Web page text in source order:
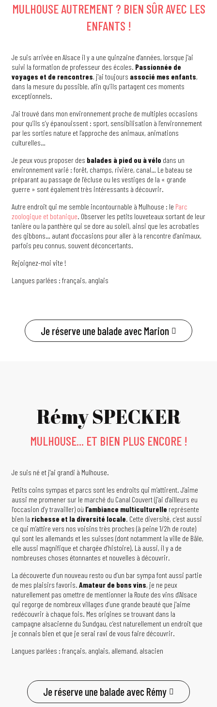
MULHOUSE AUTREMENT ? BIEN SÛR AVEC LES
ENFANTS !
Je suis arrivée en Alsace il y a une quinzaine d’années, lorsque j’ai
suivi la formation de professeur des écoles. Passionnée de
voyages et de rencontres, j’ai toujours associé mes enfants,
dans la mesure du possible, afin qu’ils partagent ces moments
exceptionnels.
J’ai trouvé dans mon environnement proche de multiples occasions
pour qu’ils s’y épanouissent : sport, sensibilisation à l’environnement
par les sorties nature et l’approche des animaux, animations
culturelles…
Je peux vous proposer des balades à pied ou à vélo dans un
environnement varié : forêt, champs, rivière, canal… Le bateau se
préparant au passage de l’écluse ou les vestiges de la « grande
guerre » sont également très intéressants à découvrir.
Autre endroit qui me semble incontournable à Mulhouse : le Parc
zoologique et botanique. Observer les petits louveteaux sortant de leur
tanière ou la panthère qui se dore au soleil, ainsi que les acrobaties
des gibbons… autant d’occasions pour aller à la rencontre d’animaux,
parfois peu connus, souvent déconcertants.
Rejoignez-moi vite !
Langues parlées : français, anglais
Je réserve une balade avec Marion
Rémy SPECKER
MULHOUSE... ET BIEN PLUS ENCORE !
Je suis né et j’ai grandi à Mulhouse.
Petits coins sympas et parcs sont les endroits qui m’attirent. J’aime
aussi me promener sur le marché du Canal Couvert (j’ai d’ailleurs eu
l’occasion d’y travailler) où l’ambiance multiculturelle représente
bien la richesse et la diversité locale. Cette diversité, c’est aussi
ce qui m’attire vers nos voisins très proches (à peine 1/2h de route)
qui sont les allemands et les suisses (dont notamment la ville de Bâle,
elle aussi magnifique et chargée d’histoire). Là aussi, il y a de
nombreuses choses étonnantes et nouvelles à découvrir.
La découverte d’un nouveau resto ou d’un bar sympa font aussi partie
de mes plaisirs favoris. Amateur de bons vins, je ne peux
naturellement pas omettre de mentionner la Route des vins d’Alsace
qui regorge de nombreux villages d’une grande beauté que j’aime
redécouvrir à chaque fois. Mes origines se trouvant dans la
campagne alsacienne du Sundgau, c’est naturellement un endroit que
je connais bien et que je serai ravi de vous faire découvrir.
Langues parlées : français, anglais, allemand, alsacien
Je réserve une balade avec Rémy